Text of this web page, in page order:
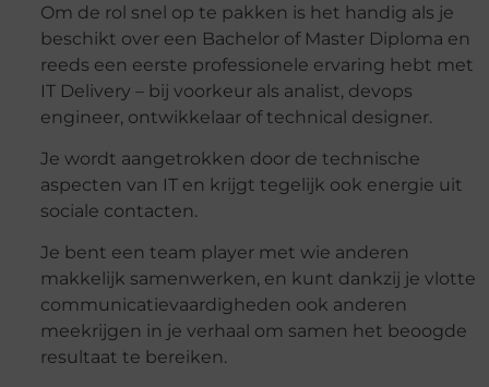
Om de rol snel op te pakken is het handig als je
beschikt over een Bachelor of Master Diploma en
reeds een eerste professionele ervaring hebt met
IT Delivery – bij voorkeur als analist, devops
engineer, ontwikkelaar of technical designer.
Je wordt aangetrokken door de technische
aspecten van IT en krijgt tegelijk ook energie uit
sociale contacten.
Je bent een team player met wie anderen
makkelijk samenwerken, en kunt dankzij je vlotte
communicatievaardigheden ook anderen
meekrijgen in je verhaal om samen het beoogde
resultaat te bereiken.